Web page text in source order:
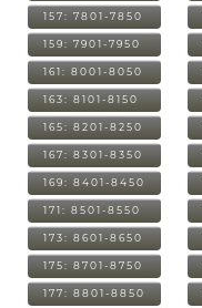
157: 7801-7850
159: 7901-7950
161: 8001-8050
163: 8101-8150
165: 8201-8250
167: 8301-8350
169: 8401-8450
171: 8501-8550
173: 8601-8650
175: 8701-8750
177: 8801-8850